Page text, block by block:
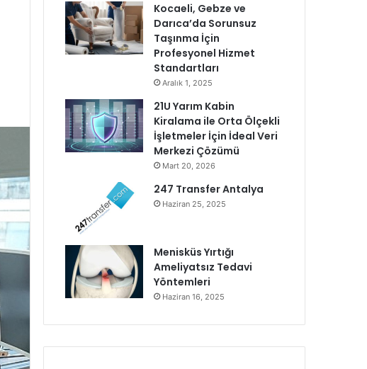
Kocaeli, Gebze ve
Darıca’da Sorunsuz
Taşınma İçin
Profesyonel Hizmet
Standartları
Aralık 1, 2025
21U Yarım Kabin
Kiralama ile Orta Ölçekli
İşletmeler İçin İdeal Veri
Merkezi Çözümü
Mart 20, 2026
247 Transfer Antalya
Haziran 25, 2025
Menisküs Yırtığı
Ameliyatsız Tedavi
Yöntemleri
Haziran 16, 2025